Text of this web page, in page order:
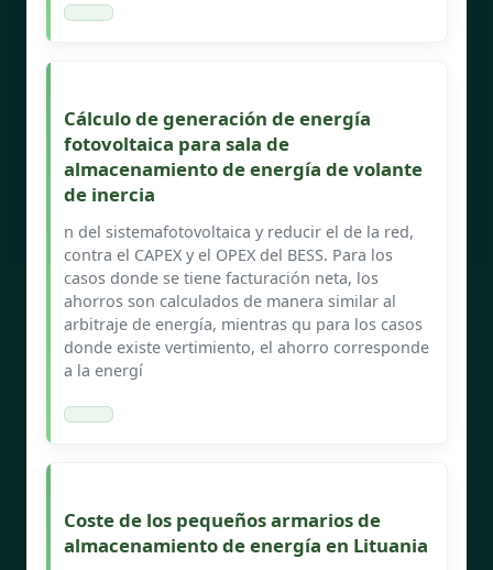
Cálculo de generación de energía
fotovoltaica para sala de
almacenamiento de energía de volante
de inercia
n del sistemafotovoltaica y reducir el de la red,
contra el CAPEX y el OPEX del BESS. Para los
casos donde se tiene facturación neta, los
ahorros son calculados de manera similar al
arbitraje de energía, mientras qu para los casos
donde existe vertimiento, el ahorro corresponde
a la energí
Coste de los pequeños armarios de
almacenamiento de energía en Lituania